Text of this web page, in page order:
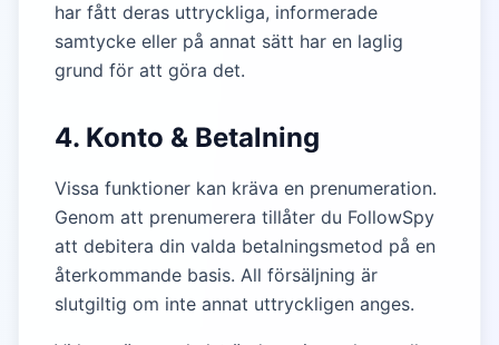
har fått deras uttryckliga, informerade
samtycke eller på annat sätt har en laglig
grund för att göra det.
4. Konto & Betalning
Vissa funktioner kan kräva en prenumeration.
Genom att prenumerera tillåter du FollowSpy
att debitera din valda betalningsmetod på en
återkommande basis. All försäljning är
slutgiltig om inte annat uttryckligen anges.